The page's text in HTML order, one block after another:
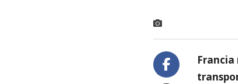
Francia